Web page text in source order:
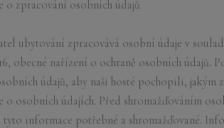
o zpracování osobních údajů
ubytování zpracovává osobní údaje v
obecné nařízení o ochraně osobních údajů.
údajů, aby naši hosté pochopili, jakým
o osobních údajích. Před shromažďováním
informace potřebné a shromažďované.